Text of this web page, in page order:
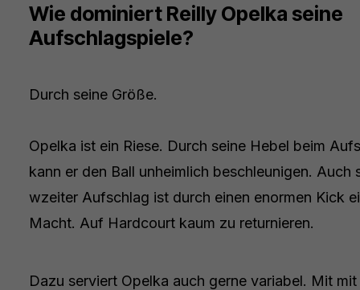
Wie dominiert Reilly Opelka seine
Aufschlagspiele?
Durch seine Größe.
Opelka ist ein Riese. Durch seine Hebel beim
kann er den Ball unheimlich beschleunigen. Auch
wzeiter Aufschlag ist durch einen enormen Kick
Macht. Auf Hardcourt kaum zu returnieren.
Dazu serviert Opelka auch gerne variabel. Mit mit